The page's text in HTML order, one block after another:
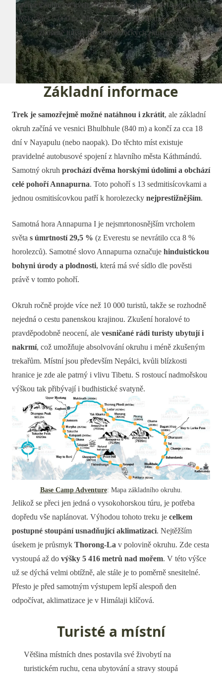
začíná v subtropických nížinách, dosahuje však i nadmořské
výšky přes 5 000 m. Přesto je tento trek vhodný i pro středně
zkušené turisty bez horolezeckých zkušeností.
Základní informace
Trek je samozřejmě možné natáhnou i zkrátit, ale základní
okruh začíná ve vesnici Bhulbhule (840 m) a končí za cca 18
dní v Nayapulu (nebo naopak). Do těchto míst existuje
pravidelné autobusové spojení z hlavního města Káthmándú.
Samotný okruh prochází dvěma horskými údolími a obchází
celé pohoří Annapurna. Toto pohoří s 13 sedmitisícovkami a
jednou osmitisícovkou patří k horolezecky nejprestižnějším.
Samotná hora Annapurna I je nejsmrtonosnějším vrcholem
světa s úmrtností 29,5 % (z Everestu se nevrátilo cca 8 %
horolezců). Samotné slovo Annapurna označuje hinduistickou
bohyni úrody a plodnosti, která má své sídlo dle pověsti
právě v tomto pohoří.
Okruh ročně projde více než 10 000 turistů, takže se rozhodně
nejedná o cestu panenskou krajinou. Zkušení horalové to
pravděpodobně neocení, ale vesničané rádi turisty ubytují i
nakrmí, což umožňuje absolvování okruhu i méně zkušeným
trekařům. Místní jsou především Nepálci, kvůli blízkosti
hranice je zde ale patrný i vlivu Tibetu. S rostoucí nadmořskou
výškou tak přibývají i budhistické svatyně.
Base Camp Adventure: Mapa základního okruhu.
Jelikož se přeci jen jedná o vysokohorskou túru, je potřeba
dopředu vše naplánovat. Výhodou tohoto treku je celkem
postupné stoupání usnadňující aklimatizaci. Nejtěžším
úsekem je průsmyk Thorong-La v polovině okruhu. Zde cesta
vystoupá až do výšky 5 416 metrů nad mořem. V této výšce
už se dýchá velmi obtížně, ale stále je to poměrně snesitelné.
Přesto je před samotným výstupem lepší alespoň den
odpočívat, aklimatizace je v Himálaji klíčová.
Turisté a místní
Většina místních dnes postavila své živobytí na
turistickém ruchu, cena ubytování a stravy stoupá